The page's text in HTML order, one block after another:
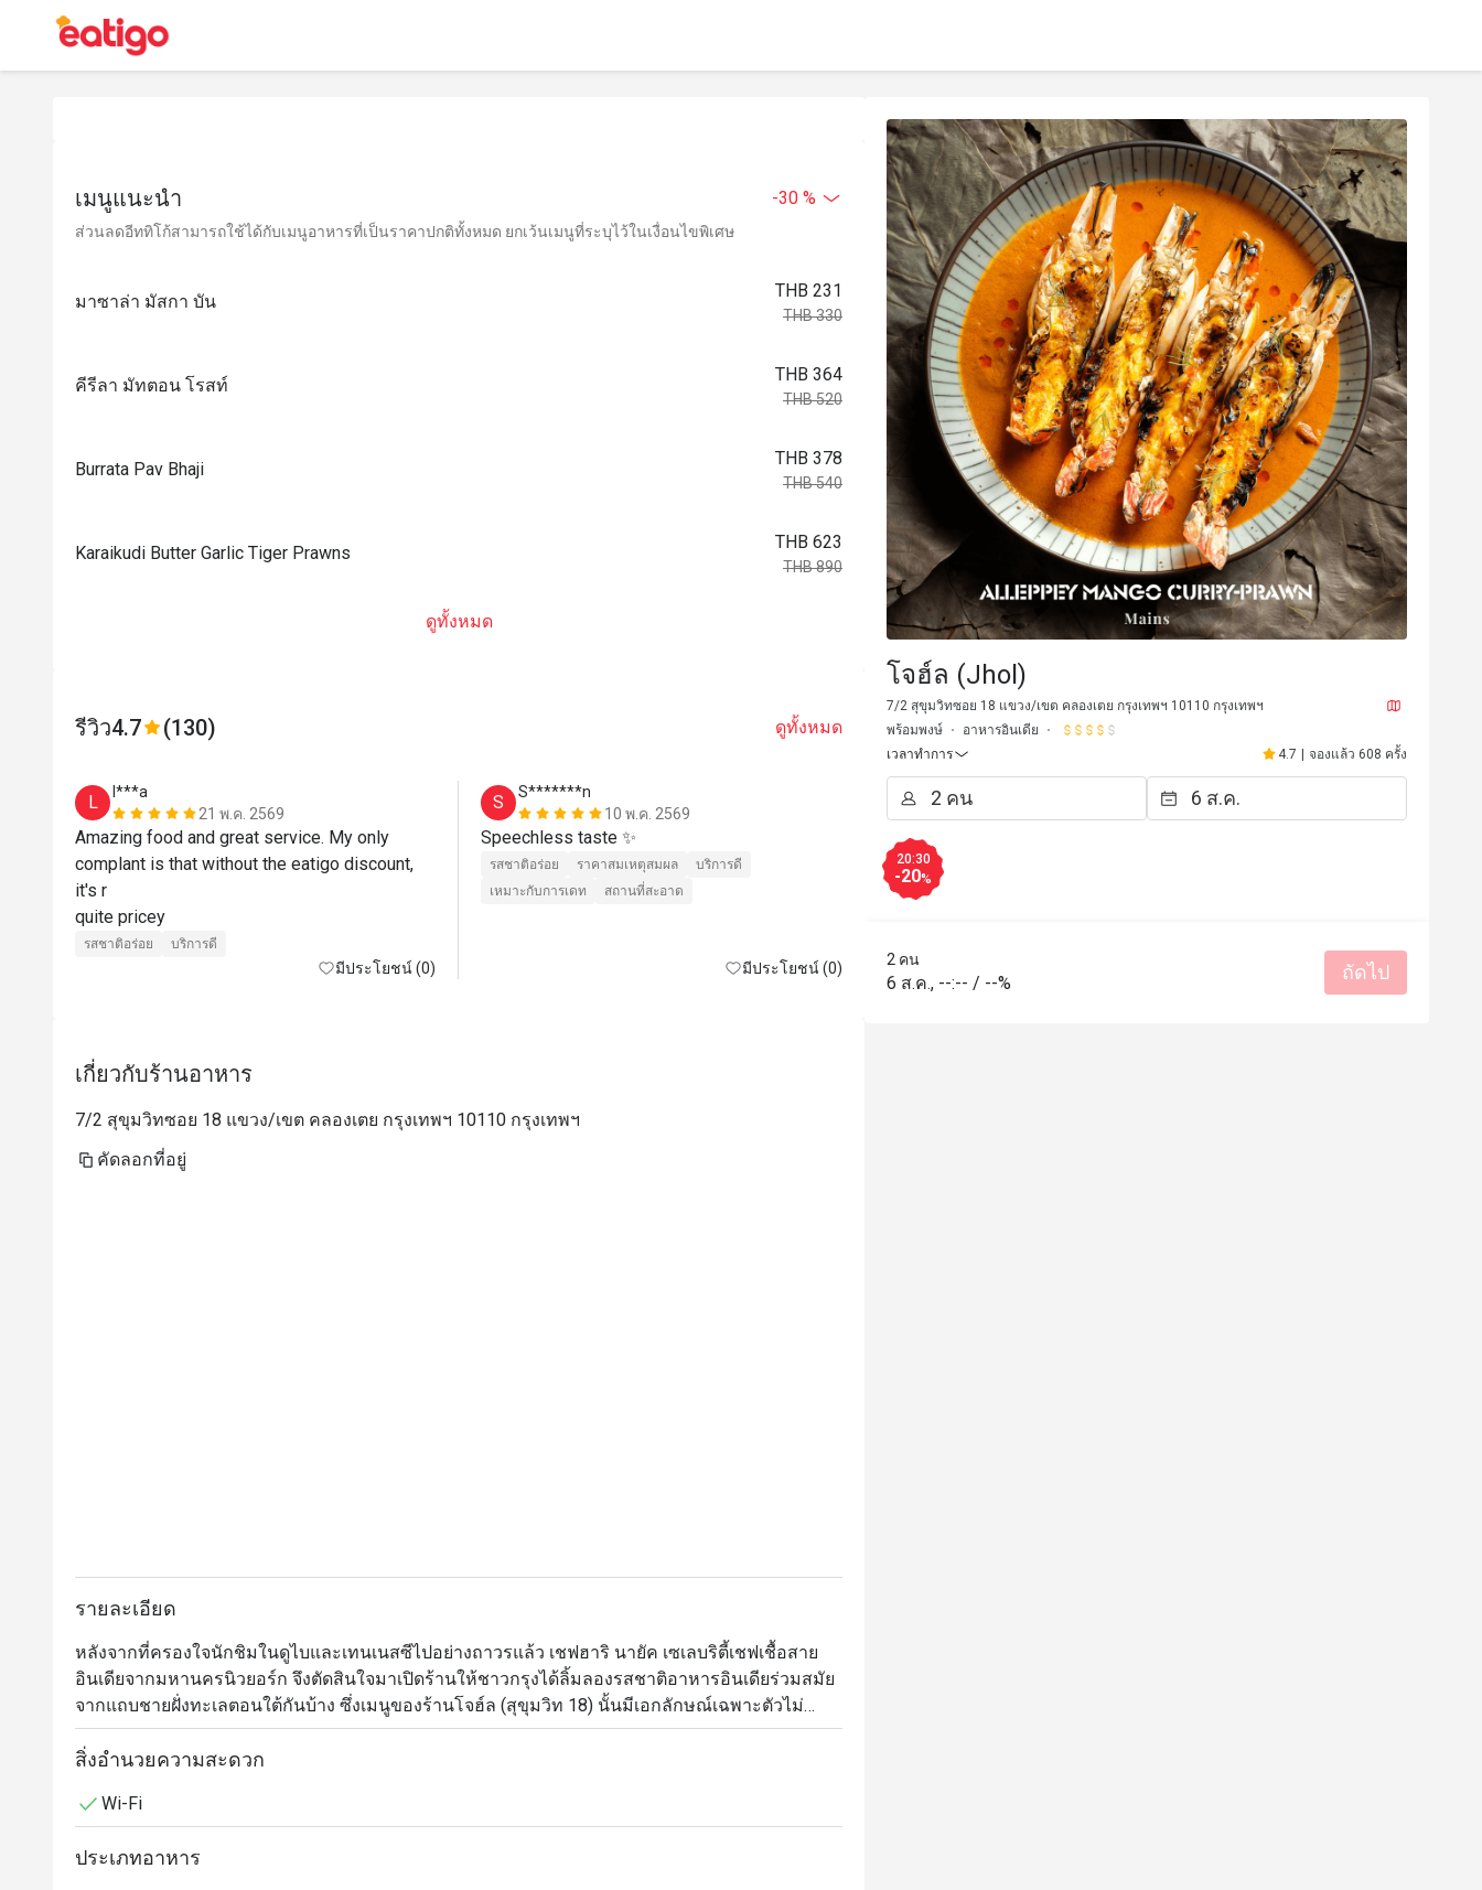
เมนูแนะนำ -30 %
ส่วนลดอีททิโก้สามารถใช้ได้กับเมนูอาหารที่เป็นราคาปกติทั้งหมด ยกเว้นเมนูที่ระบุไว้ในเงื่อนไขพิเศษ
มาซาล่า มัสกา บัน
THB 231
THB 330
คีรีลา มัทตอน โรสท์
THB 364
THB 520
Burrata Pav Bhaji
THB 378
THB 540
Karaikudi Butter Garlic Tiger Prawns
THB 623
THB 890
ดูทั้งหมด
รีวิว4.7 (130) ดูทั้งหมด
L
l***a
21 พ.ค. 2569
Amazing food and great service. My only
complant is that without the eatigo discount,
it's r
quite pricey
รสชาติอร่อย บริการดี
มีประโยชน์ (0)
S
S*******n
10 พ.ค. 2569
Speechless taste ✨
รสชาติอร่อย ราคาสมเหตุสมผล
บริการดี
เหมาะกับการเดท
สถานที่สะอาด
มีประโยชน์ (0)
H
H*****a
Absolutely worth it!!!
เกี่ยวกับร้านอาหาร
7/2 สุขุมวิทซอย 18 แขวง/เขต คลองเตย กรุงเทพฯ 10110 กรุงเทพฯ
คัดลอกที่อยู่
รายละเอียด
หลังจากที่ครองใจนักชิมในดูไบและเทนเนสซีไปอย่างถาวรแล้ว เชฟฮาริ นายัค เซเลบริตี้เชฟเชื้อสาย
อินเดียจากมหานครนิวยอร์ก จึงตัดสินใจมาเปิดร้านให้ชาวกรุงได้ลิ้มลองรสชาติอาหารอินเดียร่วมสมัย
จากแถบชายฝั่งทะเลตอนใต้กันบ้าง ซึ่งเมนูของร้านโจฮ์ล (สุขุมวิท 18) นั้นมีเอกลักษณ์เฉพาะตัวไม่
เหมือนร้านอื่นๆ ในบ้านเราตรงที่เป็นการผสมผสานระหว่างอาหารพื้นเมืองของอินเดียตอนใต้ (จาก
เมืองต่างๆ ตามแนวชายฝั่งทะเลทางตะวันออกและตะวันตกของอินเดีย) และวัตถุดิบในท้องถิ่นของ
วินดาลูหมูสามชั้น และคอฟต้าขนุน บรรยากาศการตกแต่งภายในร้านนั้นหรูหรามีรสนิยมเข้ากับ
ประสบการณ์แปลกใหม่ในการรับประทานอาหารอินเดียไม่ควรพลาด
สิ่งอำนวยความสะดวก
Wi-Fi
ประเภทอาหาร
โจฮ์ล (Jhol)
7/2 สุขุมวิทซอย 18 แขวง/เขต คลองเตย กรุงเทพฯ 10110 กรุงเทพฯ
พร้อมพงษ์
อาหารอินเดีย
เวลาทำการ
4.7 จองแล้ว 608 ครั้ง
20:30
-20%
2 คน
6 ส.ค., --:-- / --% ถัดไป